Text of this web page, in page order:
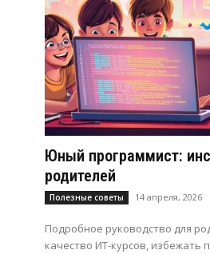
Юный программист:
родителей
Полезные советы 14 апреля, 2026
Подробное руководство для
качество ИТ-курсов, избежать